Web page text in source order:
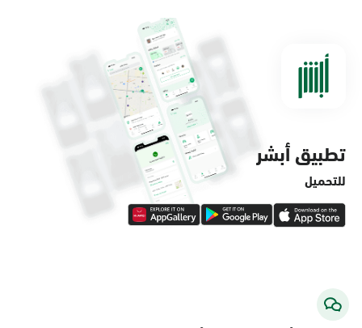
الدمام, الدمام - مستشفى الملك فهد
الدمام, الدمام - لولو ماركت حي الفاخرية
الأحد - الخميس (08:00-14:30)
تطبيق أبشر
للتحميل